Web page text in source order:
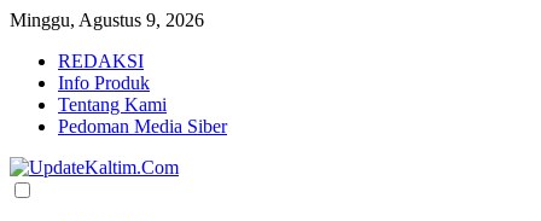
Minggu, Agustus 9, 2026
REDAKSI
Info Produk
Tentang Kami
Pedoman Media Siber